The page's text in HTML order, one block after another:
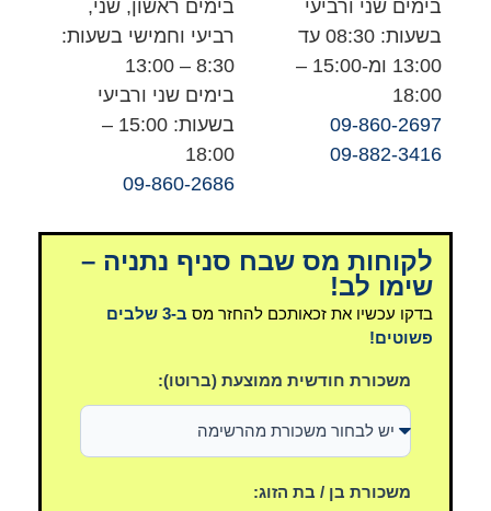
בימים שני ורביעי
בשעות: 08:30 עד
13:00 ומ-15:00 –
18:00
09-860-2697
09-882-3416
בימים ראשון, שני,
רביעי וחמישי בשעות:
8:30 – 13:00
בימים שני ורביעי
בשעות: 15:00 –
18:00
09-860-2686
לקוחות מס שבח סניף נתניה –
שימו לב!
בדקו עכשיו את זכאותכם להחזר מס
ב-3 שלבים
פשוטים!
משכורת חודשית ממוצעת (ברוטו):
משכורת בן / בת הזוג: